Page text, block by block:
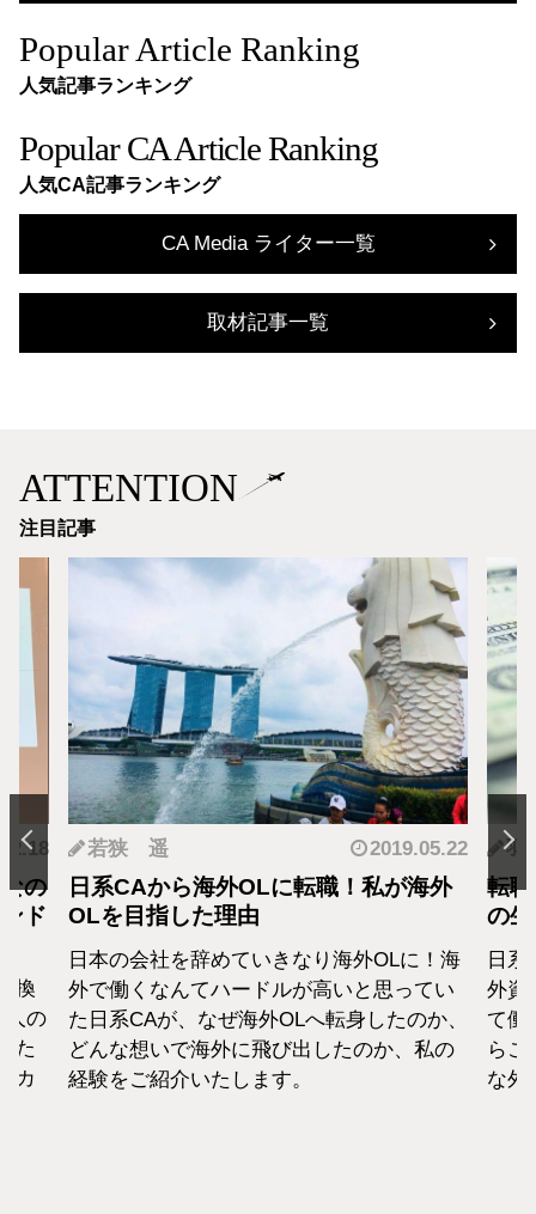
Popular Article Ranking
人気記事ランキング
Popular CA Article Ranking
人気CA記事ランキング
CA Media ライター一覧
取材記事一覧
ATTENTION
注目記事
の
ド
換
人の
た
カ
若狭 遥 2019.05.22
日系CAから海外OLに転職！私が海外
OLを目指した理由
日本の会社を辞めていきなり海外OLに！海
外で働くなんてハードルが高いと思ってい
た日系CAが、なぜ海外OLへ転身したのか、
どんな想いで海外に飛び出したのか、私の
経験をご紹介いたします。
羽
転
の
日
外資
て働
らこ
な外